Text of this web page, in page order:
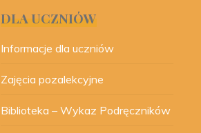
DLA UCZNIÓW
Informacje dla uczniów
Zajęcia pozalekcyjne
Biblioteka – Wykaz Podręczników